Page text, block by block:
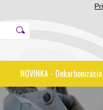
NOVINKA -